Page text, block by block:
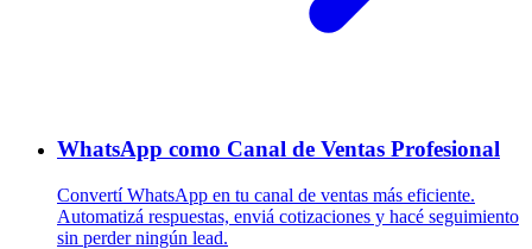
WhatsApp como Canal de Ventas Profesional
Convertí WhatsApp en tu canal de ventas más eficiente.
Automatizá respuestas, enviá cotizaciones y hacé seguimiento
sin perder ningún lead.